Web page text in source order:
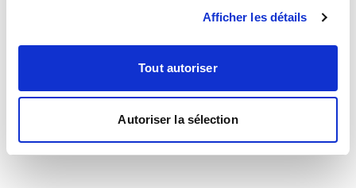
Afficher les détails
Tout autoriser
Autoriser la sélection